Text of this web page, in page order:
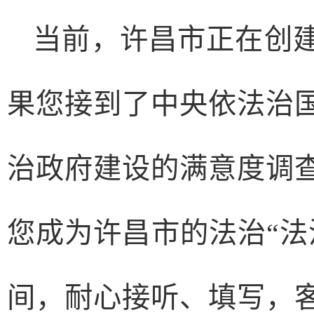
当前，许昌市正在创
果您接到了中央依法治
治政府建设的满意度调
您成为许昌市的法治“
间，耐心接听、填写，